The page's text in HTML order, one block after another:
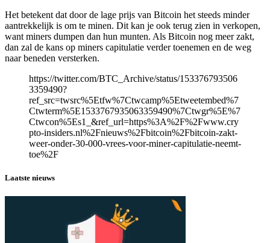
Het betekent dat door de lage prijs van Bitcoin het steeds minder
aantrekkelijk is om te minen. Dit kan je ook terug zien in verkopen,
want miners dumpen dan hun munten. Als Bitcoin nog meer zakt,
dan zal de kans op miners capitulatie verder toenemen en de weg
naar beneden versterken.
https://twitter.com/BTC_Archive/status/153376793506
3359490?
ref_src=twsrc%5Etfw%7Ctwcamp%5Etweetembed%7
Ctwterm%5E1533767935063359490%7Ctwgr%5E%7
Ctwcon%5Es1_&ref_url=https%3A%2F%2Fwww.cry
pto-insiders.nl%2Fnieuws%2Fbitcoin%2Fbitcoin-zakt-
weer-onder-30-000-vrees-voor-miner-capitulatie-neemt-
toe%2F
Laatste nieuws